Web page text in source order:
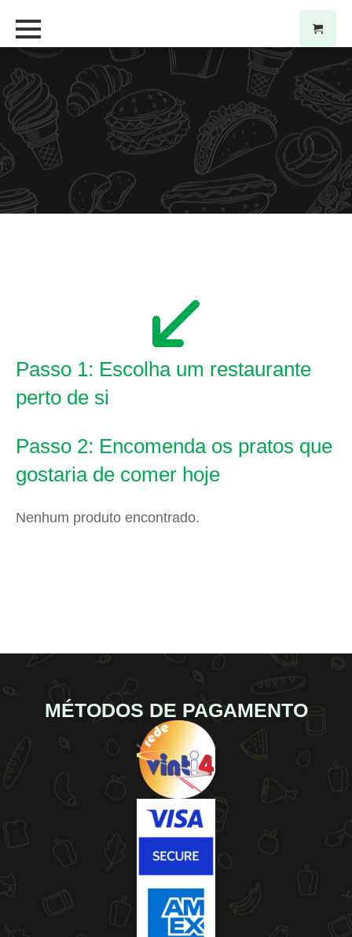
Passo 1: Escolha um restaurante
perto de si
Passo 2: Encomenda os pratos que
gostaria de comer hoje
Nenhum produto encontrado.
MÉTODOS DE PAGAMENTO